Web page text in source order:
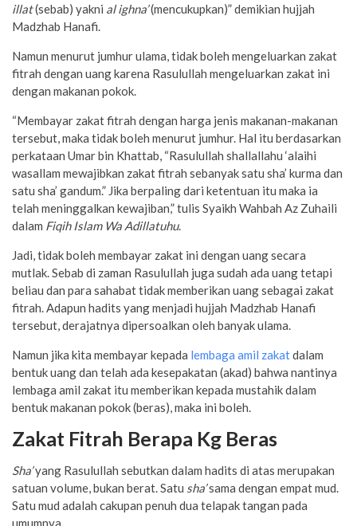
illat(sebab) yakni al ighna’(mencukupkan)” demikian hujjah
Madzhab Hanafi.
Namun menurut jumhur ulama, tidak boleh mengeluarkan zakat
fitrah dengan uang karena Rasulullah mengeluarkan zakat ini
dengan makanan pokok.
“Membayar zakat fitrah dengan harga jenis makanan-makanan
tersebut, maka tidak boleh menurut jumhur. Hal itu berdasarkan
perkataan Umar bin Khattab, “Rasulullah shallallahu ‘alaihi
wasallam mewajibkan zakat fitrah sebanyak satu sha’ kurma dan
satu sha’ gandum.” Jika berpaling dari ketentuan itu maka ia
telah meninggalkan kewajiban,” tulis Syaikh Wahbah Az Zuhaili
dalam Fiqih Islam Wa Adillatuhu.
Jadi, tidak boleh membayar zakat ini dengan uang secara
mutlak. Sebab di zaman Rasulullah juga sudah ada uang tetapi
beliau dan para sahabat tidak memberikan uang sebagai zakat
fitrah. Adapun hadits yang menjadi hujjah Madzhab Hanafi
tersebut, derajatnya dipersoalkan oleh banyak ulama.
Namun jika kita membayar kepada lembaga amil zakatdalam
bentuk uang dan telah ada kesepakatan (akad) bahwa nantinya
lembaga amil zakat itu memberikan kepada mustahik dalam
bentuk makanan pokok (beras), maka ini boleh.
Zakat Fitrah Berapa Kg Beras
Sha’yang Rasulullah sebutkan dalam hadits di atas merupakan
satuan volume, bukan berat. Satu sha’sama dengan empat mud.
Satu mud adalah cakupan penuh dua telapak tangan pada
umumnya.